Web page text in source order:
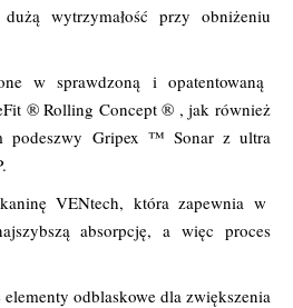
wytrzymałość przy obniżeniu
w sprawdzoną i opatentowaną
® Rolling Concept ® , jak również
podeszwy Gripex ™ Sonar z ultra
VENtech, która zapewnia w
absorpcję, a więc proces
odblaskowe dla zwiększenia